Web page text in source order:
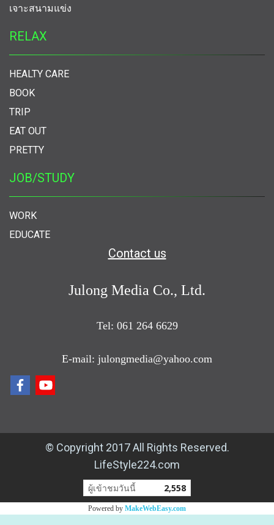
เจาะสนามแข่ง
RELAX
HEALTY CARE
BOOK
TRIP
EAT OUT
PRETTY
JOB/STUDY
WORK
EDUCATE
Contact us
Julong Media Co., Ltd.
Tel: 061 264 6629
E-mail: julongmedia@yahoo.com
© Copyright 2017 All Rights Reserved.
LifeStyle224.com
ผู้เข้าชมวันนี้ 2,558
Powered by MakeWebEasy.com